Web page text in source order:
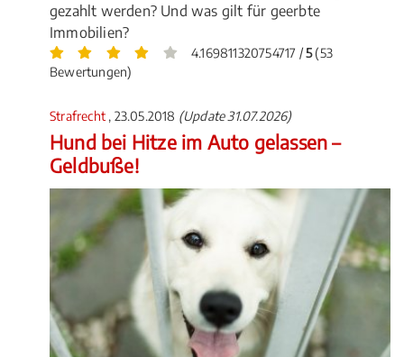
gezahlt werden? Und was gilt für geerbte
Immobilien?
4.169811320754717 /5(53
Bewertungen)
Strafrecht , 23.05.2018 (Update 31.07.2026)
Hund bei Hitze im Auto gelassen –
Geldbuße!